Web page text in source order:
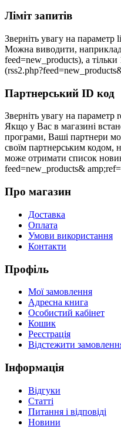
Ліміт запитів
Зверніть увагу на параметр
Можна виводити,
feed=new_products), а
Партнерський ID код
Зверніть увагу на параметр
Якщо у Вас в магазині
програми, Ваші партнери
своїм партнерським кодом,
може отримати список
feed=new_products&
Про магазин
Доставка
Оплата
Умови використання
Контакти
Профіль
Мої замовлення
Адресна книга
Особистий кабінет
Кошик
Реєстрація
Відстежити
Інформація
Відгуки
Статті
Питання і відповіді
Новини